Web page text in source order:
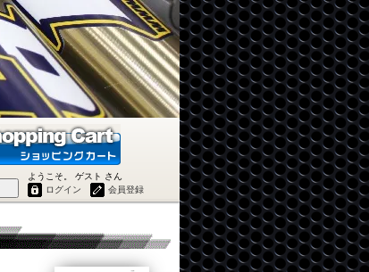
ようこそ。 ゲスト さん
ログイン
会員登録